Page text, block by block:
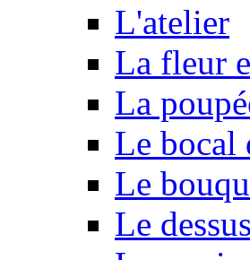
L'atelier
La fleur
La
Le bocal
Le
Le